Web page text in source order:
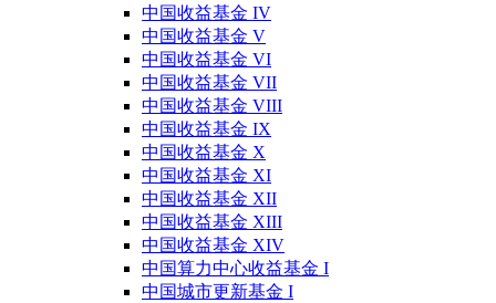
中国收益基金 IV
中国收益基金 V
中国收益基金 VI
中国收益基金 VII
中国收益基金 VIII
中国收益基金 IX
中国收益基金 X
中国收益基金 XI
中国收益基金 XII
中国收益基金 XIII
中国收益基金 XIV
中国算力中心收益基金 I
中国城市更新基金 I